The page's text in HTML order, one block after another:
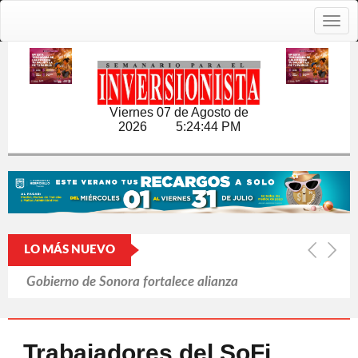
Viernes 07 de Agosto de
2026 5:24:45 PM
LO MÁS NUEVO
Gobierno de Sonora fortalece alianza
regional de Álamos: UTHermosillo